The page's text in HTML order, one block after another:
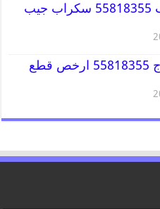
قطع غيار جيب 55818355 سكراب جيب
قطع غيار دودج 55818355 ارخص قطع